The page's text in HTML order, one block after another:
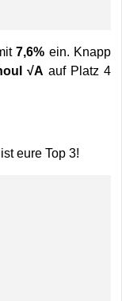
7,6% ein. Knapp
√A auf Platz 4
eure Top 3!